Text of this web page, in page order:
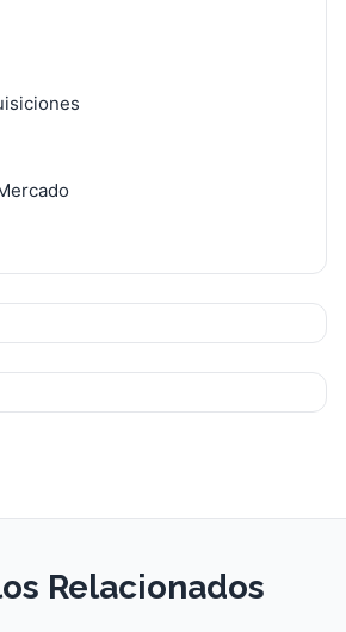
Relacionados